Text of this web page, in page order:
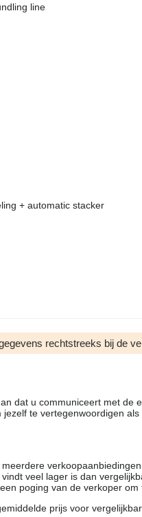
line
+ automatic stacker
rechtstreeks bij de
dat u communiceert met de
te vertegenwoordigen
veel lager is dan
poging van de verkoper om
prijs voor